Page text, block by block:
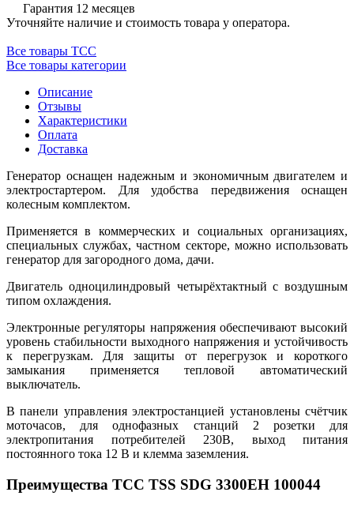
Гарантия 12 месяцев
Уточняйте наличие и стоимость товара у оператора.
Все товары ТСС
Все товары категории
Описание
Отзывы
Характеристики
Оплата
Доставка
Генератор оснащен надежным и экономичным двигателем и
электростартером. Для удобства передвижения оснащен
колесным комплектом.
Применяется в коммерческих и социальных организациях,
специальных службах, частном секторе, можно использовать
генератор для загородного дома, дачи.
Двигатель одноцилиндровый четырёхтактный с воздушным
типом охлаждения.
Электронные регуляторы напряжения обеспечивают высокий
уровень стабильности выходного напряжения и устойчивость
к перегрузкам. Для защиты от перегрузок и короткого
замыкания применяется тепловой автоматический
выключатель.
В панели управления электростанцией установлены счётчик
моточасов, для однофазных станций 2 розетки для
электропитания потребителей 230В, выход питания
постоянного тока 12 В и клемма заземления.
Преимущества ТСС TSS SDG 3300EH 100044